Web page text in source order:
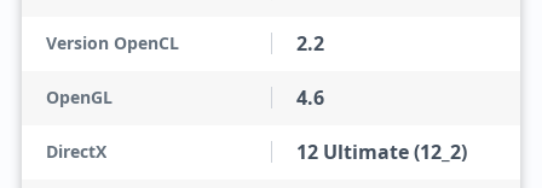
Version OpenCL 2.2
OpenGL 4.6
DirectX 12 Ultimate (12_2)